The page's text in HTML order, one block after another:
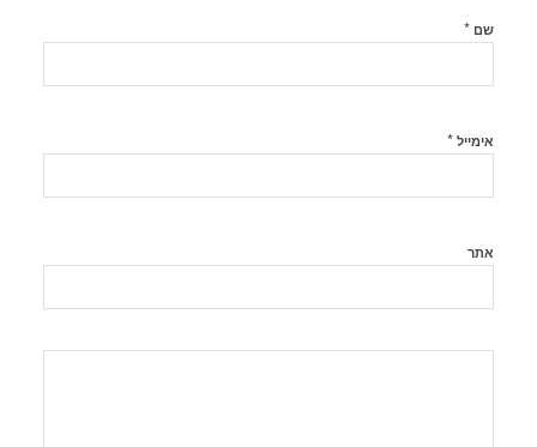
שם *
אימייל *
אתר